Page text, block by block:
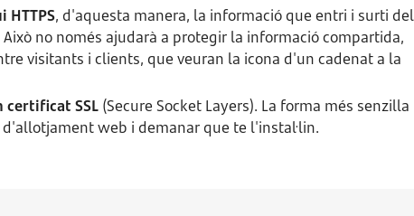
HTTPS, d'aquesta manera, la informació que entri i surti del
no només ajudarà a protegir la informació compartida,
visitants i clients, que veuran la icona d'un cadenat a la
certificat SSL (Secure Socket Layers). La forma més senzilla
web i demanar que te l'instal·lin.